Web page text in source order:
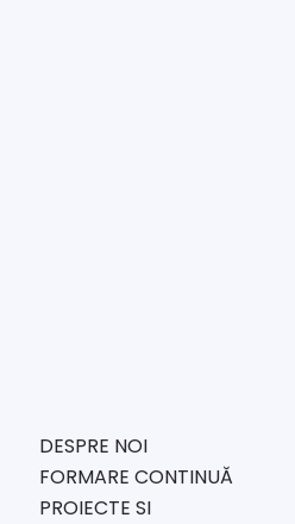
DESPRE NOI
FORMARE CONTINUĂ
PROIECTE SI